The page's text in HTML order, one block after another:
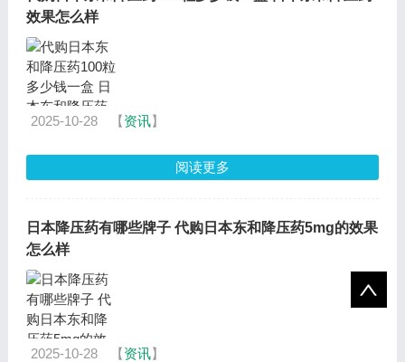
效果怎么样
2025-10-28 【资讯】
阅读更多
日本降压药有哪些牌子 代购日本东和降压药5mg的效果
怎么样
2025-10-28 【资讯】